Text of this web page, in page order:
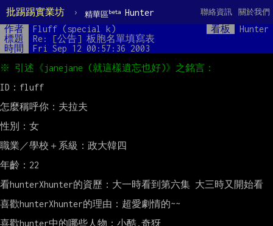
批踢踢實業坊 › 精華區beta Hunter 關於我們
聯絡資訊
作者 Fluff (special k) 看板
Hunter
標題
Re: [公告] 板胞名單填寫表
時間
Fri Sep 12 00:57:36 2003
ID：fluff
怎麼稱呼你：夫拉夫
性別：女
職業／學校＋系級：政大韓四
年齡：22
看hunterXhunter的資歷：大一時看到第六集 大三時又開始看
喜歡hunterXhunter的理由：超愛劇情的~~
喜歡hunter中的哪些人物：小酷.奇犽